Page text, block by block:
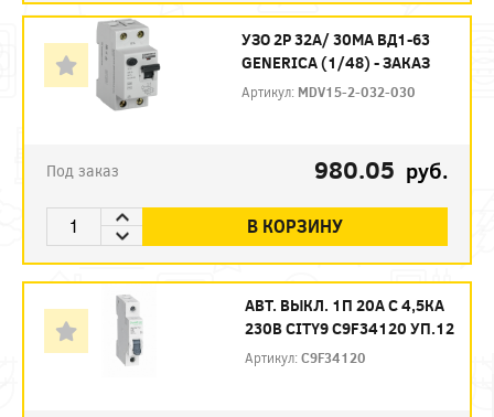
УЗО 2P 32А/ 30МА ВД1-63
GENERICA (1/48) - ЗАКАЗ
Артикул: MDV15-2-032-030
Под заказ 980.05 руб.
В КОРЗИНУ
АВТ. ВЫКЛ. 1П 20А С 4,5КА
230В CITY9 C9F34120 УП.12
Артикул:C9F34120